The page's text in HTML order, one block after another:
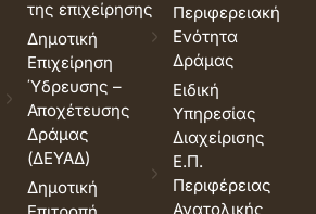
της επιχείρησης
Δημοτική
Επιχείρηση
Ύδρευσης –
Αποχέτευσης
Δράμας
(ΔΕΥΑΔ)
Δημοτική
Περιφερειακή
Ενότητα
Δράμας
Ειδική
Υπηρεσίας
Διαχείρισης
Ε.Π.
Περιφέρειας
Ανατολικής